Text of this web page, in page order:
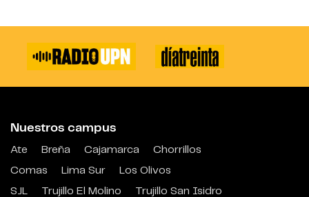
Nuestros campus
Ate Breña Cajamarca
Chorrillos
Comas
Lima Sur
Los Olivos
SJL
Trujillo El Molino Trujillo San Isidro